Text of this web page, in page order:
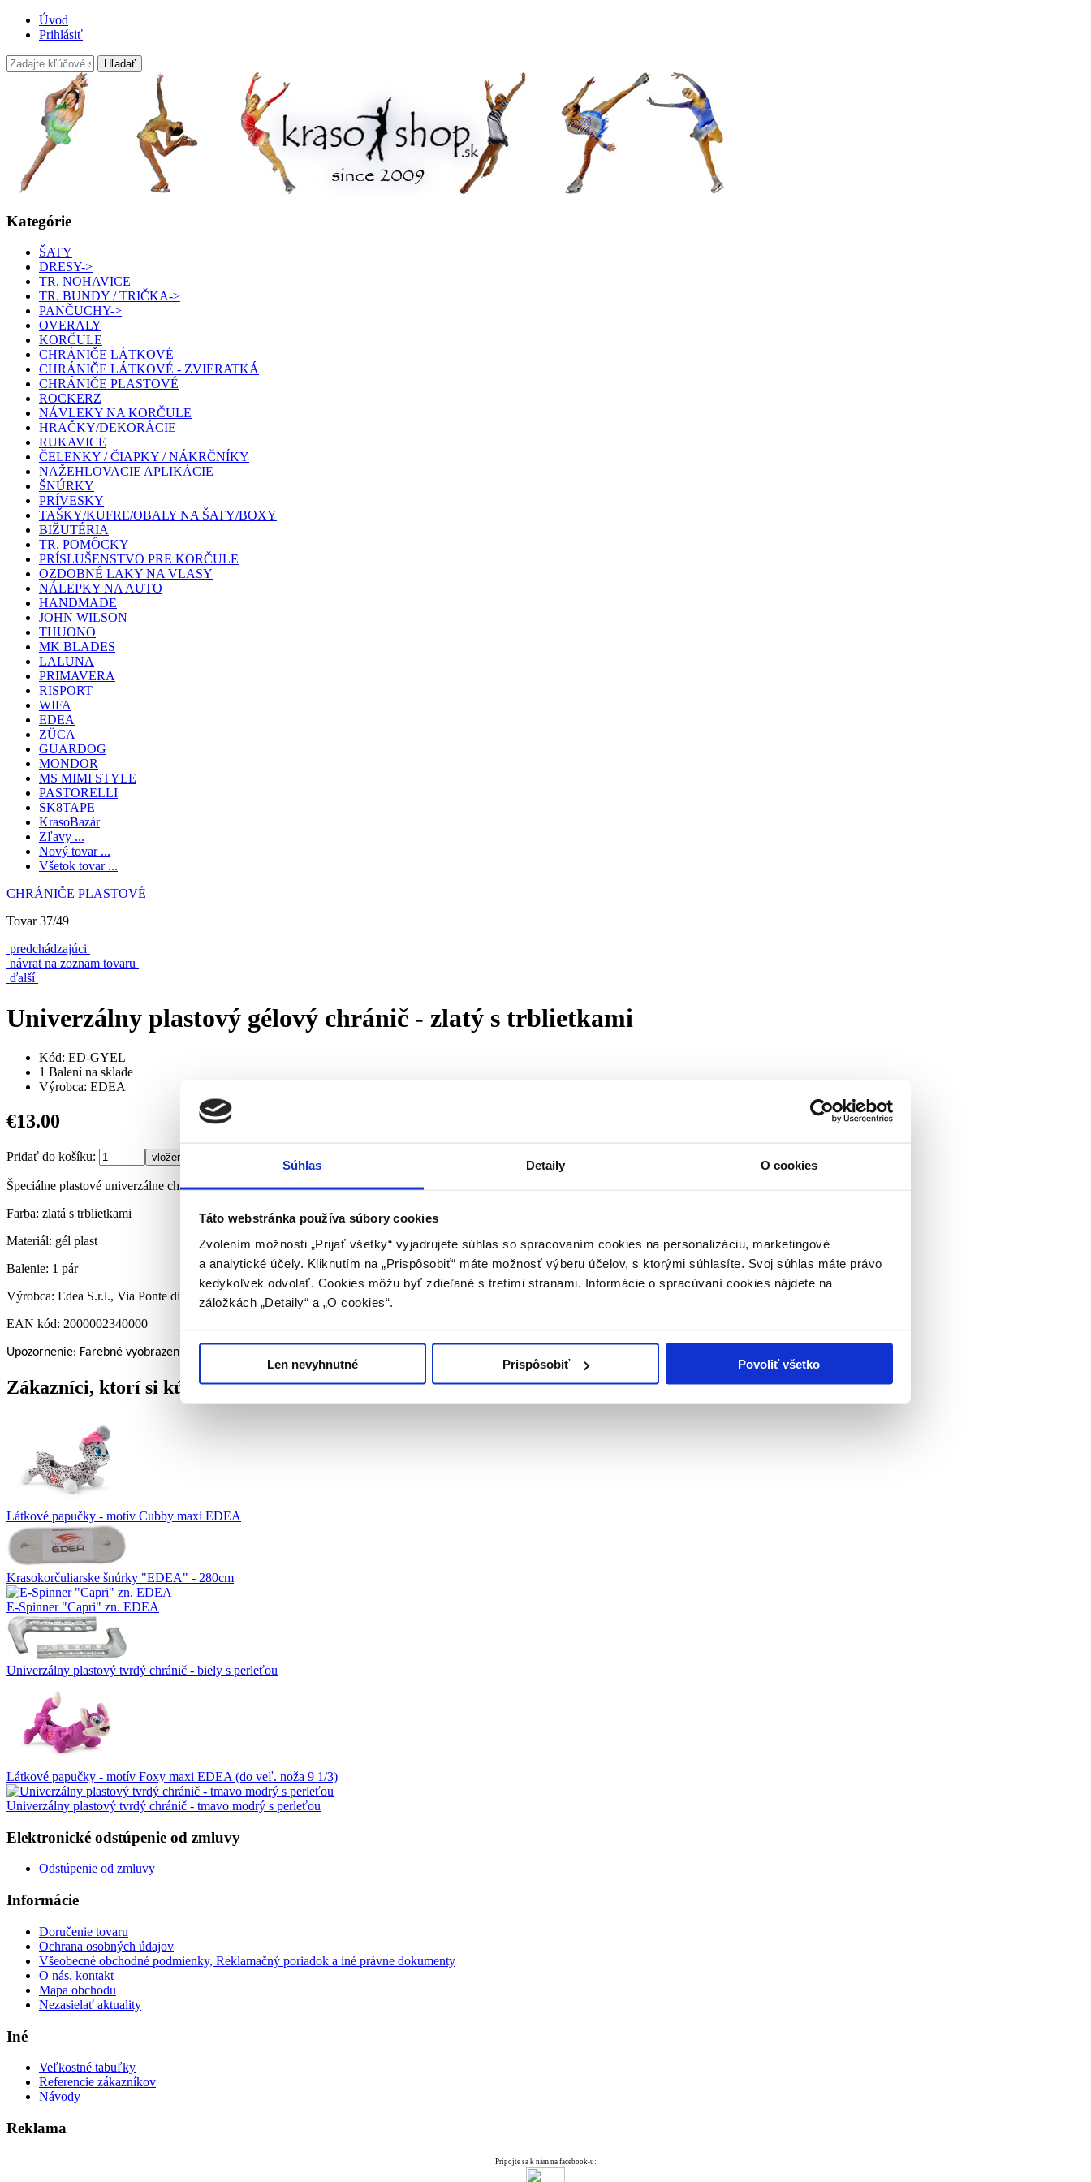
Súhlas Detaily O cookies
Táto webstránka používa súbory cookies
Zvolením možnosti „Prijať všetky“ vyjadrujete súhlas so spracovaním cookies na personalizáciu, marketingové
a analytické účely. Kliknutím na „Prispôsobiť“ máte možnosť výberu účelov, s ktorými súhlasíte. Svoj súhlas máte právo
kedykoľvek odvolať. Cookies môžu byť zdieľané s tretími stranami. Informácie o spracúvaní cookies nájdete na
záložkách „Detaily“ a „O cookies“.
Len nevyhnutné Prispôsobiť Povoliť všetko
Úvod
Prihlásiť
Kategórie
ŠATY
DRESY->
TR. NOHAVICE
TR. BUNDY / TRIČKA->
PANČUCHY->
OVERALY
KORČULE
CHRÁNIČE LÁTKOVÉ
CHRÁNIČE LÁTKOVÉ - ZVIERATKÁ
CHRÁNIČE PLASTOVÉ
ROCKERZ
NÁVLEKY NA KORČULE
HRAČKY/DEKORÁCIE
RUKAVICE
ČELENKY / ČIAPKY / NÁKRČNÍKY
NAŽEHLOVACIE APLIKÁCIE
ŠNÚRKY
PRÍVESKY
TAŠKY/KUFRE/OBALY NA ŠATY/BOXY
BIŽUTÉRIA
TR. POMÔCKY
PRÍSLUŠENSTVO PRE KORČULE
OZDOBNÉ LAKY NA VLASY
NÁLEPKY NA AUTO
HANDMADE
JOHN WILSON
THUONO
MK BLADES
LALUNA
PRIMAVERA
RISPORT
WIFA
EDEA
ZÜCA
GUARDOG
MONDOR
MS MIMI STYLE
PASTORELLI
SK8TAPE
KrasoBazár
Zľavy ...
Nový tovar ...
Všetok tovar ...
CHRÁNIČE PLASTOVÉ
Tovar 37/49
predchádzajúci
návrat na zoznam tovaru
ďalší
Univerzálny plastový gélový chránič - zlatý s trblietkami
Kód: ED-GYEL
1 Balení na sklade
Výrobca: EDEA
€13.00
Pridať do košíku:
Špeciálne plastové univerzálne chrániče nožov s delenou konštrukciou, sú určené pre všetky druhy a veľkosti korčúľ. Chránia nože pred poškodením (otupením) počas presunu.
Farba: zlatá s trblietkami
Materiál: gél plast
Balenie: 1 pár
Výrobca: Edea S.r.l., Via Ponte di Pietra 1, 31035 Crocetta del Montello, (Treviso) Italy
EAN kód: 2000002340000
Upozornenie: Farebné vyobrazenie môže byť odlišné od skutočnosti s ohľadom na nastavenie Vášho monitora.
Zákazníci, ktorí si kúpili tento tovar, objednávali tiež...
Látkové papučky - motív Cubby maxi EDEA
Krasokorčuliarske šnúrky "EDEA" - 280cm
E-Spinner "Capri" zn. EDEA
Univerzálny plastový tvrdý chránič - biely s perleťou
Látkové papučky - motív Foxy maxi EDEA (do veľ. noža 9 1/3)
Univerzálny plastový tvrdý chránič - tmavo modrý s perleťou
Elektronické odstúpenie od zmluvy
Odstúpenie od zmluvy
Informácie
Doručenie tovaru
Ochrana osobných údajov
Všeobecné obchodné podmienky, Reklamačný poriadok a iné právne dokumenty
O nás, kontakt
Mapa obchodu
Nezasielať aktuality
Iné
Veľkostné tabuľky
Referencie zákazníkov
Návody
Reklama
Pripojte sa k nám na facebook-u: